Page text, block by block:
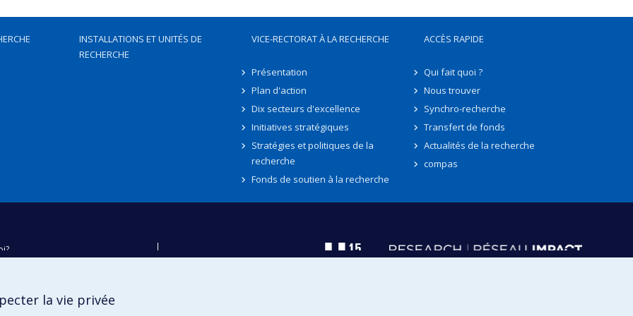
INSTALLATIONS ET UNITÉS DE
RECHERCHE
VICE-RECTORAT À LA RECHERCHE
Présentation
Plan d'action
Dix secteurs d'excellence
Initiatives stratégiques
Stratégies et politiques de la
recherche
Fonds de soutien à la recherche
ACCÈS RAPIDE
Qui fait quoi ?
Nous trouver
Synchro-recherche
Transfert de fonds
Actualités de la recherche
compas
la vie privée